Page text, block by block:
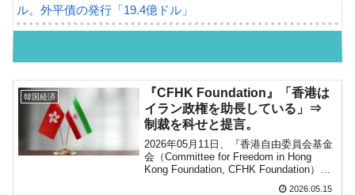
ル。外平債の発行「19.4億ドル」
『Money1』
韓国･李在明さっそく不動産対策で浅薄な発
言。
『Money1』
韓国は「中国と同じく」投資に不適格な国
だ。
『韓国銀行』が「金の保有量を増やします」
韓国経済
『CFHK Foundation』「香港は
イラン政権を助長している」⇒
制裁を科せと提言。
2026年05月11日、『香港自由委員会基金
会（Committee for Freedom in Hong
Kong Foundation, CFHK Foundation）』
2026.05.15